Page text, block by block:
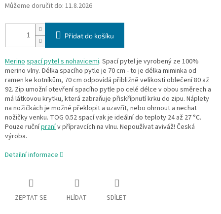
Můžeme doručit do: 11.8.2026
Přidat do košíku
Merinospací pytel s nohavicemi. Spací pytel je vyrobený ze 100%
merino vlny. Délka spacího pytle je 70 cm - to je délka miminka od
ramen ke kotníkům, 70 cm odpovídá přibližně velikosti oblečení 80 až
92. Zip umožní otevření spacího pytle po celé délce v obou směrech a
má látkovou krytku, která zabraňuje přiskřípnutí krku do zipu. Náplety
na nožičkách je možné překlopit a uzavřít, nebo ohrnout a nechat
nožičky venku. TOG 0.52 spací vak je ideální do teploty 24 až 27 °C.
Pouze ručnípranív přípravcích na vlnu. Nepoužívat aviváž! Česká
výroba.
Detailní informace
ZEPTAT SE HLÍDAT SDÍLET